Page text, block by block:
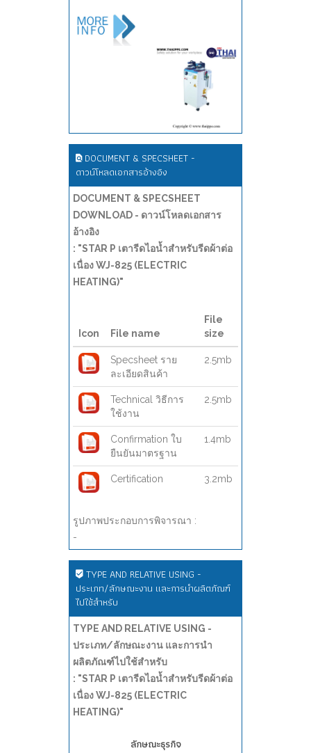
DOCUMENT & SPECSHEET -
ดาวน์โหลดเอกสารอ้างอิง
DOCUMENT & SPECSHEET
DOWNLOAD - ดาวน์โหลดเอกสาร
อ้างอิง
: "STAR P เตารีดไอน้ำสำหรับรีดผ้าต่อ
เนื่อง WJ-825 (ELECTRIC
HEATING)"
Icon File name
File
size
Specsheet ราย
ละเอียดสินค้า
2.5mb
Technical วิธีการ
ใช้งาน
2.5mb
Confirmation ใบ
ยืนยันมาตรฐาน
1.4mb
Certification 3.2mb
รูปภาพประกอบการพิจารณา :
-
TYPE AND RELATIVE USING -
ประเภท/ลักษณะงาน และการนำผลิตภัณฑ์
ไปใช้สำหรับ
TYPE AND RELATIVE USING -
ประเภท/ลักษณะงาน และการนำ
ผลิตภัณฑ์ไปใช้สำหรับ
: "STAR P เตารีดไอน้ำสำหรับรีดผ้าต่อ
เนื่อง WJ-825 (ELECTRIC
HEATING)"
ลักษณะธุรกิจ